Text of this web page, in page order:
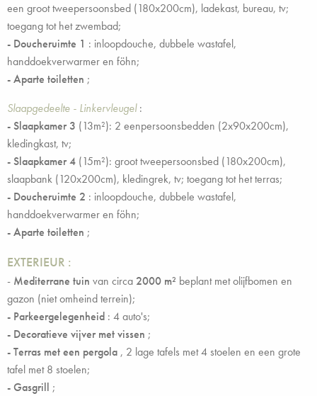
een groot tweepersoonsbed (180x200cm), ladekast, bureau, tv;
toegang tot het zwembad;
- Doucheruimte 1 : inloopdouche, dubbele wastafel,
handdoekverwarmer en föhn;
-Aparte toiletten ;
Slaapgedeelte - Linkervleugel:
- Slaapkamer 3 (13m²): 2 eenpersoonsbedden (2x90x200cm),
kledingkast, tv;
- Slaapkamer 4 (15m²): groot tweepersoonsbed (180x200cm),
slaapbank (120x200cm), kledingrek, tv; toegang tot het terras;
- Doucheruimte 2 : inloopdouche, dubbele wastafel,
handdoekverwarmer en föhn;
-Aparte toiletten ;
EXTERIEUR :
- Mediterrane tuin van circa 2000 m² beplant met olijfbomen en
gazon (niet omheind terrein);
- Parkeergelegenheid : 4 auto's;
- Decoratieve vijver met vissen ;
- Terras met een pergola , 2 lage tafels met 4 stoelen en een grote
tafel met 8 stoelen;
- Gasgrill ;